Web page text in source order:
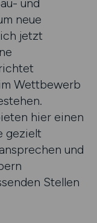
und
neue
jetzt
Wettbewerb
hier einen
gezielt
und
Stellen